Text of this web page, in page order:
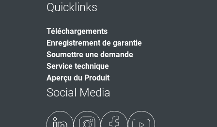
Quicklinks
Téléchargements
Enregistrement de garantie
Soumettre une demande
Service technique
Aperçu du Produit
Social Media